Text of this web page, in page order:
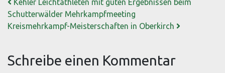
Kehler Leichtathleten mit guten Ergebnissen beim
Schutterwälder Mehrkampfmeeting
Kreismehrkampf-Meisterschaften in Oberkirch
Schreibe einen Kommentar